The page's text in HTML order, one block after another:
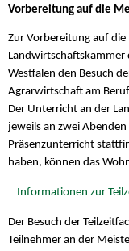
Vorbereitung auf die
Zur Vorbereitung auf
Landwirtschaftskammer
Westfalen den Besuch
Agrarwirtschaft am
Der Unterricht an der
jeweils an zwei
Präsenzunterricht
haben, können das
Informationen zur
Der Besuch der
Teilnehmer an der